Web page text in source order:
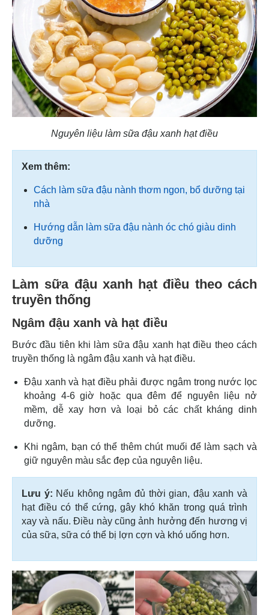
Nguyên liệu làm sữa đậu xanh hạt điều
Xem thêm:
Cách làm sữa đậu nành thơm ngon, bổ dưỡng tại
nhà
Hướng dẫn làm sữa đậu nành óc chó giàu dinh
dưỡng
Làm sữa đậu xanh hạt điều theo cách
truyền thống
Ngâm đậu xanh và hạt điều
Bước đầu tiên khi làm sữa đậu xanh hạt điều theo cách
truyền thống là ngâm đậu xanh và hạt điều.
Đậu xanh và hạt điều phải được ngâm trong nước lọc
khoảng 4-6 giờ hoặc qua đêm để nguyên liệu nở
mềm, dễ xay hơn và loại bỏ các chất kháng dinh
dưỡng.
Khi ngâm, bạn có thể thêm chút muối để làm sạch và
giữ nguyên màu sắc đẹp của nguyên liệu.
Lưu ý: Nếu không ngâm đủ thời gian, đậu xanh và
hạt điều có thể cứng, gây khó khăn trong quá trình
xay và nấu. Điều này cũng ảnh hưởng đến hương vị
của sữa, sữa có thể bị lợn cợn và khó uống hơn.